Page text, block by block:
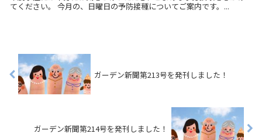
てください。 今月の、日曜日の予防接種についてご案内です。...
ガーデン新聞第213号を発刊しました！
ガーデン新聞第214号を発刊しました！